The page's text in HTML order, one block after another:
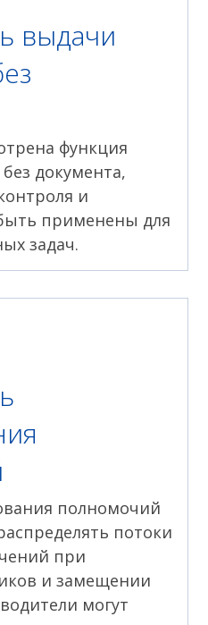
выдачи
функция
документа,
и
применены для
задач.
полномочий
потоки
при
и замещении
могут